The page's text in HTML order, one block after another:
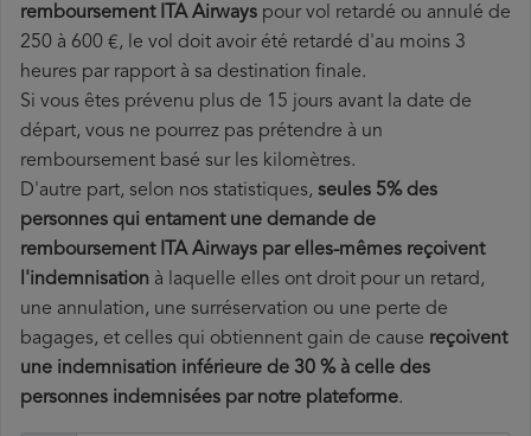
remboursement ITA Airways pour vol retardé ou annulé de
250 à 600 €, le vol doit avoir été retardé d'au moins 3
heures par rapport à sa destination finale.
Si vous êtes prévenu plus de 15 jours avant la date de
départ, vous ne pourrez pas prétendre à un
remboursement basé sur les kilomètres.
D'autre part, selon nos statistiques, seules 5% des
personnes qui entament une demande de
remboursement ITA Airways par elles-mêmes reçoivent
l'indemnisation à laquelle elles ont droit pour un retard,
une annulation, une surréservation ou une perte de
bagages, et celles qui obtiennent gain de cause reçoivent
une indemnisation inférieure de 30 % à celle des
personnes indemnisées par notre plateforme.